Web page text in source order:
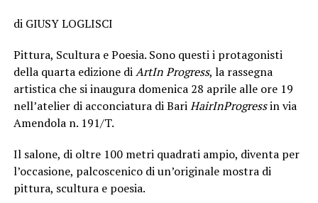
di GIUSY LOGLISCI
Pittura, Scultura e Poesia. Sono questi i protagonisti
della quarta edizione diArtIn Progress, la rassegna
artistica che si inaugura domenica 28 aprile alle ore 19
nell’atelier di acconciatura di BariHairInProgressin via
Amendola n. 191/T.
Il salone, di oltre 100 metri quadrati ampio, diventa per
l’occasione, palcoscenico di un’originale mostra di
pittura, scultura e poesia.